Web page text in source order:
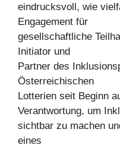
eindrucksvoll, wie
Engagement für
gesellschaftliche
Initiator und
Partner des
Österreichischen
Lotterien seit Beginn
Verantwortung, um
sichtbar zu machen
eines